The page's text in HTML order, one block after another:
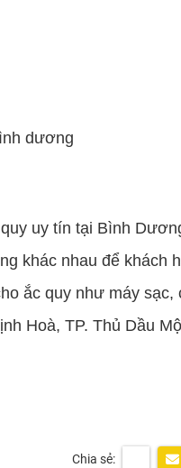
dương
uy tín tại Bình
khác nhau để khách
ắc quy như máy
Hoà, TP. Thủ Dầu
Chia sẻ: